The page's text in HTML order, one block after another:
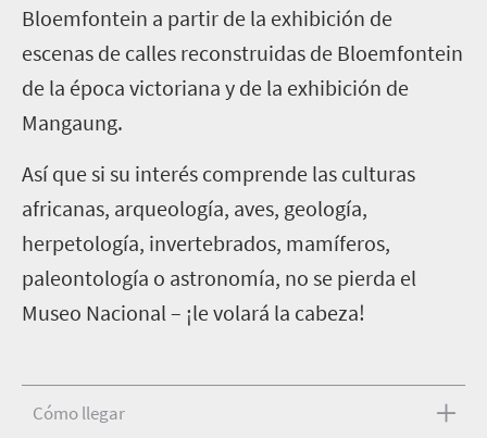
Bloemfontein a partir de la exhibición de
escenas de calles reconstruidas de Bloemfontein
de la época victoriana y de la exhibición de
Mangaung.
Así que si su interés comprende las culturas
africanas, arqueología, aves, geología,
herpetología, invertebrados, mamíferos,
paleontología o astronomía, no se pierda el
Museo Nacional – ¡le volará la cabeza!
Cómo llegar